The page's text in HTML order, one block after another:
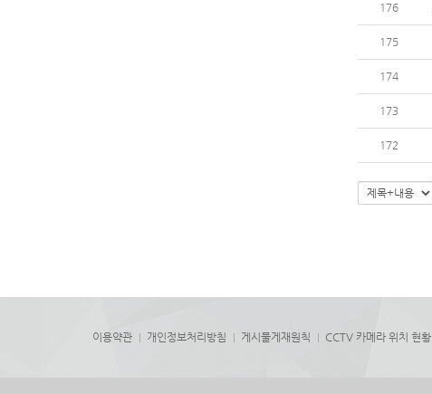
176
175
174
173
172
이용약관 개인정보처리방침 게시물게재원칙 CCTV 카메라 위치 현황